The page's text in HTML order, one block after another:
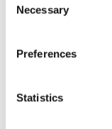
Selection
Necessary
Preferences
Statistics